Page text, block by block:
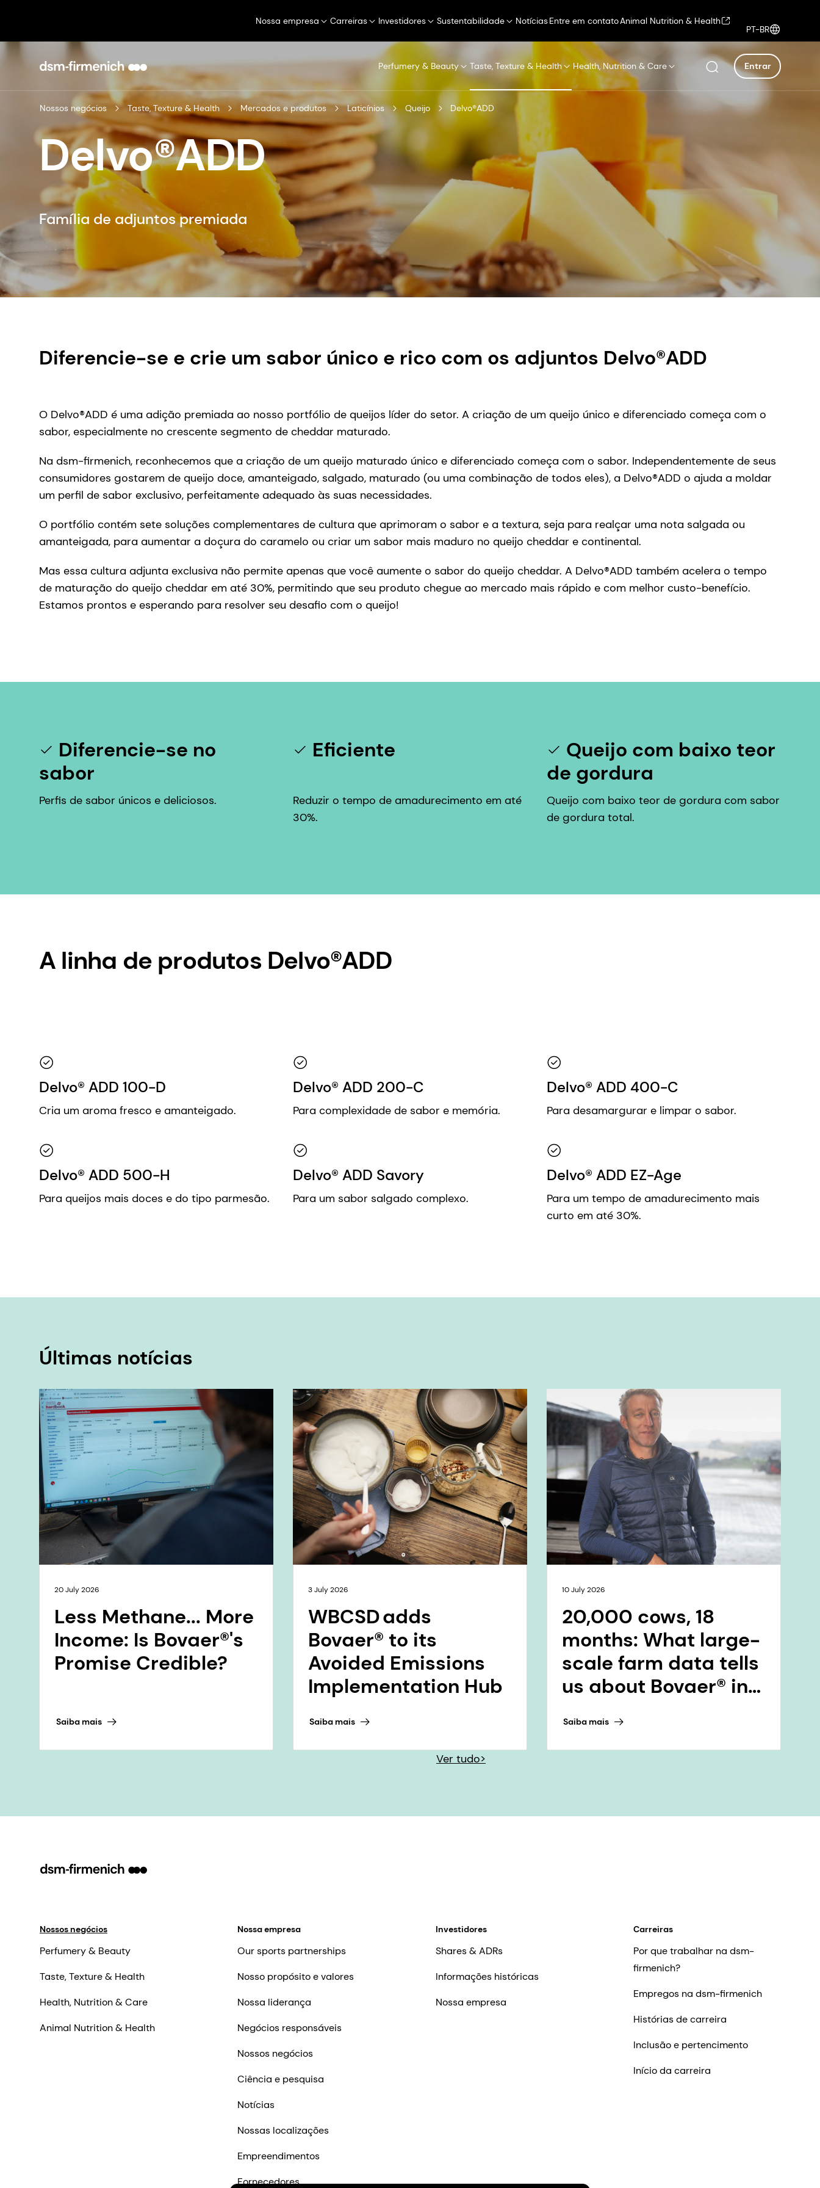
Nossa empresa Carreiras Investidores Sustentabilidade NotíciasEntre em contatoAnimal Nutrition & Health
PT-BR
Perfumery & Beauty Taste, Texture & Health Health, Nutrition & Care Entrar
Nossos negócios Taste, Texture & Health Mercados e produtos Laticínios Queijo Delvo®ADD
Delvo®ADD
Família de adjuntos premiada
Diferencie-se e crie um sabor único e rico com os adjuntos Delvo®ADD
O Delvo®ADD é uma adição premiada ao nosso portfólio de queijos líder do setor. A criação de um queijo único e diferenciado começa com o
sabor, especialmente no crescente segmento de cheddar maturado.
Na dsm-firmenich, reconhecemos que a criação de um queijo maturado único e diferenciado começa com o sabor. Independentemente de seus
consumidores gostarem de queijo doce, amanteigado, salgado, maturado (ou uma combinação de todos eles), a Delvo®ADD o ajuda a moldar
um perfil de sabor exclusivo, perfeitamente adequado às suas necessidades.
O portfólio contém sete soluções complementares de cultura que aprimoram o sabor e a textura, seja para realçar uma nota salgada ou
amanteigada, para aumentar a doçura do caramelo ou criar um sabor mais maduro no queijo cheddar e continental.
Mas essa cultura adjunta exclusiva não permite apenas que você aumente o sabor do queijo cheddar. A Delvo®ADD também acelera o tempo
de maturação do queijo cheddar em até 30%, permitindo que seu produto chegue ao mercado mais rápido e com melhor custo-benefício.
Estamos prontos e esperando para resolver seu desafio com o queijo!
Diferencie-se no
sabor
Perfis de sabor únicos e deliciosos.
Eficiente
Reduzir o tempo de amadurecimento em até
30%.
Queijo com baixo teor
de gordura
Queijo com baixo teor de gordura com sabor
de gordura total.
A linha de produtos Delvo®ADD
Delvo® ADD 100-D
Cria um aroma fresco e amanteigado.
Delvo® ADD 200-C
Para complexidade de sabor e memória.
Delvo® ADD 400-C
Para desamargurar e limpar o sabor.
Delvo® ADD 500-H
Para queijos mais doces e do tipo parmesão.
Delvo® ADD Savory
Para um sabor salgado complexo.
Delvo® ADD EZ-Age
Para um tempo de amadurecimento mais
curto em até 30%.
Últimas notícias
20 July 2026
Less Methane... More
Income: Is Bovaer®'s
Promise Credible?
Saiba mais
3 July 2026
WBCSD adds
Bovaer® to its
Avoided Emissions
Implementation Hub
Saiba mais
10 July 2026
20,000 cows, 18
months: What large-
scale farm data tells
us about Bovaer® in
Saiba mais
Ver tudo>
Nossos negócios
Perfumery & Beauty
Taste, Texture & Health
Health, Nutrition & Care
Animal Nutrition & Health
Nossa empresa
Our sports partnerships
Nosso propósito e valores
Nossa liderança
Negócios responsáveis
Nossos negócios
Ciência e pesquisa
Notícias
Nossas localizações
Empreendimentos
Fornecedores
Investidores
Shares & ADRs
Informações históricas
Nossa empresa
Carreiras
Por que trabalhar na dsm-
firmenich?
Empregos na dsm-firmenich
Histórias de carreira
Inclusão e pertencimento
Início da carreira